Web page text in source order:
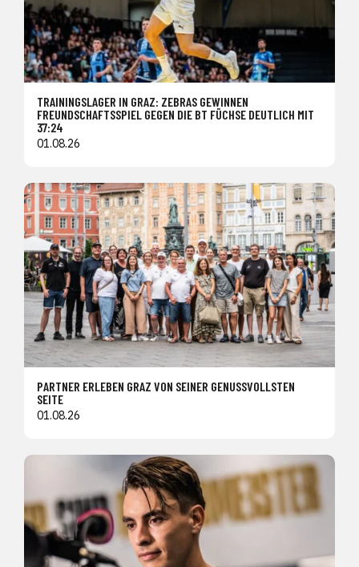
TRAININGSLAGER IN GRAZ: ZEBRAS GEWINNEN
FREUNDSCHAFTSSPIEL GEGEN DIE BT FÜCHSE DEUTLICH MIT
37:24
01.08.26
PARTNER ERLEBEN GRAZ VON SEINER GENUSSVOLLSTEN
SEITE
01.08.26